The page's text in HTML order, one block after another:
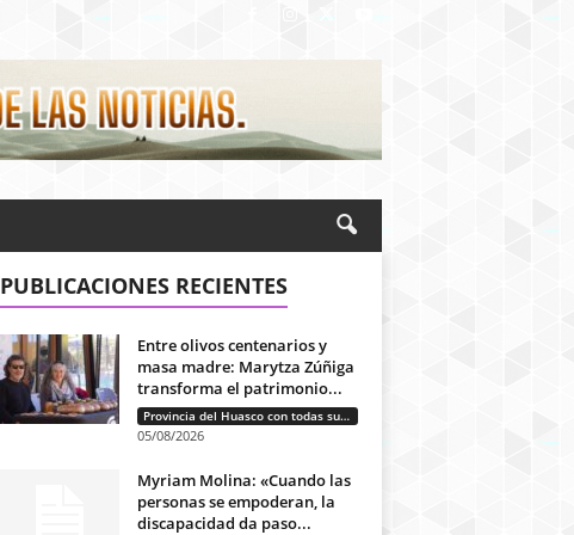
PUBLICACIONES RECIENTES
Entre olivos centenarios y
masa madre: Marytza Zúñiga
transforma el patrimonio...
Provincia del Huasco con todas sus letras: Historias que unen cultura, diversidad e identidad
05/08/2026
Myriam Molina: «Cuando las
personas se empoderan, la
discapacidad da paso...